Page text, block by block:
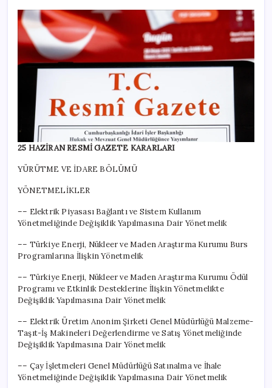
25 HAZİRAN RESMİ GAZETE KARARLARI
YÜRÜTME VE İDARE BÖLÜMÜ
YÖNETMELİKLER
–– Elektrik Piyasası Bağlantı ve Sistem Kullanım
Yönetmeliğinde Değişiklik Yapılmasına Dair Yönetmelik
–– Türkiye Enerji, Nükleer ve Maden Araştırma Kurumu Burs
Programlarına İlişkin Yönetmelik
–– Türkiye Enerji, Nükleer ve Maden Araştırma Kurumu Ödül
Programı ve Etkinlik Desteklerine İlişkin Yönetmelikte
Değişiklik Yapılmasına Dair Yönetmelik
–– Elektrik Üretim Anonim Şirketi Genel Müdürlüğü Malzeme-
Taşıt-İş Makineleri Değerlendirme ve Satış Yönetmeliğinde
Değişiklik Yapılmasına Dair Yönetmelik
–– Çay İşletmeleri Genel Müdürlüğü Satınalma ve İhale
Yönetmeliğinde Değişiklik Yapılmasına Dair Yönetmelik